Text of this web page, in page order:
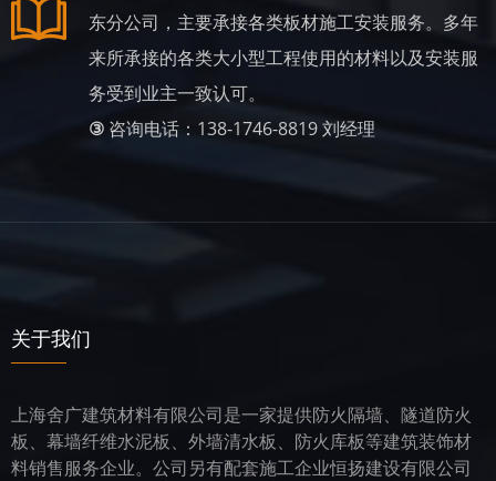
东分公司，主要承接各类板材施工安装服务。多年
来所承接的各类大小型工程使用的材料以及安装服
务受到业主一致认可。
③ 咨询电话：138-1746-8819 刘经理
关于我们
上海舍广建筑材料有限公司是一家提供防火隔墙、隧道防火
板、幕墙纤维水泥板、外墙清水板、防火库板等建筑装饰材
料销售服务企业。公司另有配套施工企业恒扬建设有限公司